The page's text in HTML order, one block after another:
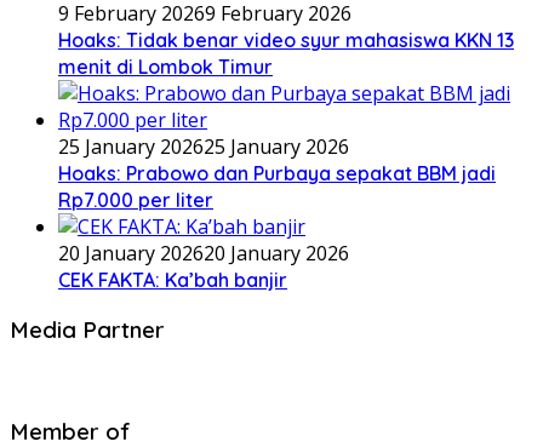
9 February 20269 February 2026
Hoaks: Tidak benar video syur mahasiswa KKN 13
menit di Lombok Timur
25 January 202625 January 2026
Hoaks: Prabowo dan Purbaya sepakat BBM jadi
Rp7.000 per liter
20 January 202620 January 2026
CEK FAKTA: Ka’bah banjir
Media Partner
Member of